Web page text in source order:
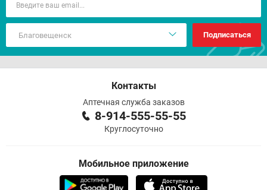
Подписаться
Контакты
Аптечная служба заказов
8-914-555-55-55
Круглосуточно
Мобильное приложение